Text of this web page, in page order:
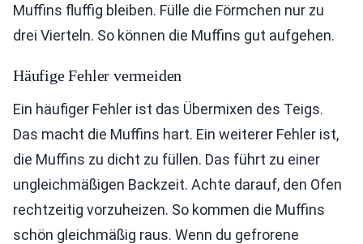
Muffins fluffig bleiben. Fülle die Förmchen nur zu
drei Vierteln. So können die Muffins gut aufgehen.
Häufige Fehler vermeiden
Ein häufiger Fehler ist das Übermixen des Teigs.
Das macht die Muffins hart. Ein weiterer Fehler ist,
die Muffins zu dicht zu füllen. Das führt zu einer
ungleichmäßigen Backzeit. Achte darauf, den Ofen
rechtzeitig vorzuheizen. So kommen die Muffins
schön gleichmäßig raus. Wenn du gefrorene